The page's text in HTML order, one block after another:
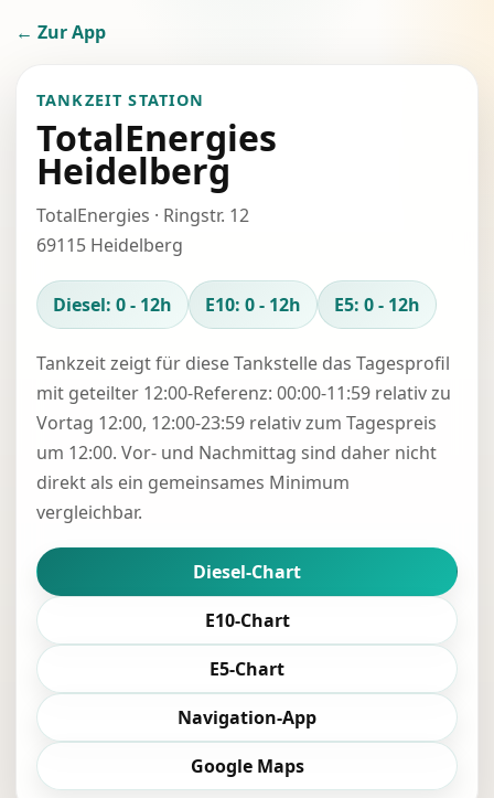
← Zur App
TANKZEIT STATION
TotalEnergies
Heidelberg
TotalEnergies · Ringstr. 12
69115 Heidelberg
Diesel: 0 - 12h E10: 0 - 12h E5: 0 - 12h
Tankzeit zeigt für diese Tankstelle das Tagesprofil
mit geteilter 12:00-Referenz: 00:00-11:59 relativ zu
Vortag 12:00, 12:00-23:59 relativ zum Tagespreis
um 12:00. Vor- und Nachmittag sind daher nicht
direkt als ein gemeinsames Minimum
vergleichbar.
Diesel-Chart
E10-Chart
E5-Chart
Navigation-App
Google Maps